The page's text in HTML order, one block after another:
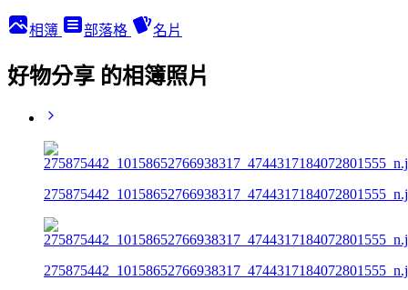
相簿 部落格 名片
好物分享 的相簿照片